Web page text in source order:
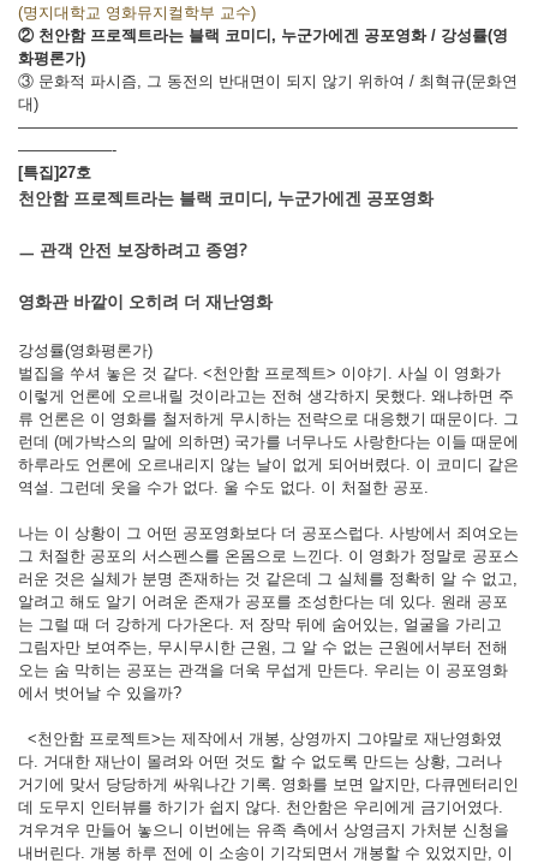
(명지대학교 영화뮤지컬학부 교수)
② 천안함 프로젝트라는 블랙 코미디, 누군가에겐 공포영화 / 강성률(영
화평론가)
③ 문화적 파시즘, 그 동전의 반대면이 되지 않기 위하여 / 최혁규(문화연
대)
————————————————————————————————
——————-
[특집]27호
천안함 프로젝트라는 블랙 코미디, 누군가에겐 공포영화
ㅡ 관객 안전 보장하려고 종영?
영화관 바깥이 오히려 더 재난영화
강성률(영화평론가)
벌집을 쑤셔 놓은 것 같다. <천안함 프로젝트> 이야기. 사실 이 영화가
이렇게 언론에 오르내릴 것이라고는 전혀 생각하지 못했다. 왜냐하면 주
류 언론은 이 영화를 철저하게 무시하는 전략으로 대응했기 때문이다. 그
런데 (메가박스의 말에 의하면) 국가를 너무나도 사랑한다는 이들 때문에
하루라도 언론에 오르내리지 않는 날이 없게 되어버렸다. 이 코미디 같은
역설. 그런데 웃을 수가 없다. 울 수도 없다. 이 처절한 공포.
나는 이 상황이 그 어떤 공포영화보다 더 공포스럽다. 사방에서 죄여오는
그 처절한 공포의 서스펜스를 온몸으로 느낀다. 이 영화가 정말로 공포스
러운 것은 실체가 분명 존재하는 것 같은데 그 실체를 정확히 알 수 없고,
알려고 해도 알기 어려운 존재가 공포를 조성한다는 데 있다. 원래 공포
는 그럴 때 더 강하게 다가온다. 저 장막 뒤에 숨어있는, 얼굴을 가리고
그림자만 보여주는, 무시무시한 근원, 그 알 수 없는 근원에서부터 전해
오는 숨 막히는 공포는 관객을 더욱 무섭게 만든다. 우리는 이 공포영화
에서 벗어날 수 있을까?
<천안함 프로젝트>는 제작에서 개봉, 상영까지 그야말로 재난영화였
다. 거대한 재난이 몰려와 어떤 것도 할 수 없도록 만드는 상황, 그러나
거기에 맞서 당당하게 싸워나간 기록. 영화를 보면 알지만, 다큐멘터리인
데 도무지 인터뷰를 하기가 쉽지 않다. 천안함은 우리에게 금기어였다.
겨우겨우 만들어 놓으니 이번에는 유족 측에서 상영금지 가처분 신청을
내버린다. 개봉 하루 전에 이 소송이 기각되면서 개봉할 수 있었지만, 이